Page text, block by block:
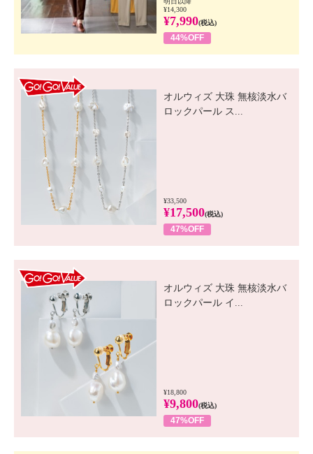
¥14,300
¥7,990(税込)
44%OFF
オルウィズ 大珠 無核淡水バ
ロックパール ス...
¥33,500
¥17,500(税込)
47%OFF
オルウィズ 大珠 無核淡水バ
ロックパール イ...
¥18,800
¥9,800(税込)
47%OFF